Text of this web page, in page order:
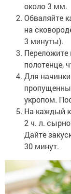
около 3 мм.
Обваляйте
на
3 минуты).
Переложите
полотенце,
Для
укропом.
На каждый
2 ч. л.
Дайте
30 минут.